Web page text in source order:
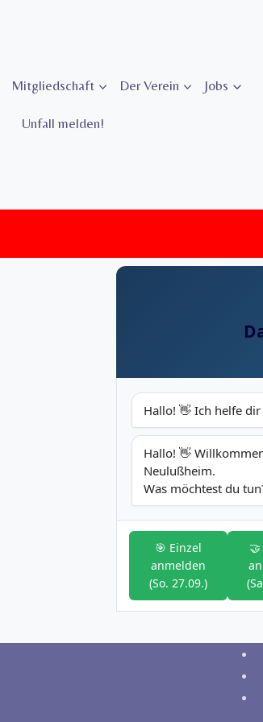
Mitgliedschaft Der Verein Jobs
Unfall melden!
Hallo! 👋 Ich helfe
Hallo! 👋
Neulußheim.
Was möchtest du
🎯 Einzel
anmelden
(So. 27.09.)